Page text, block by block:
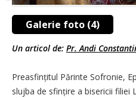
Galerie foto (4)
Un articol de: Pr. Andi
Preasfințitul Părinte Sofronie,
slujba de sfințire a bisericii filiei